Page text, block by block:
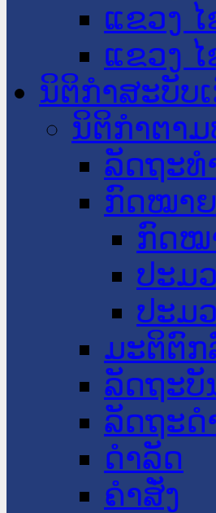
ແຂວງ
ແຂວງ
ນິຕິກໍາສະບັບ
ນິຕິກຳຕາມ
ລັດຖະທໍ
ກົດໝາຍ
ກົດໝ
ປະມ
ປະມ
ມະຕິຕົກ
ລັດຖະບັ
ລັດຖະດໍ
ດໍາລັດ
ຄໍາສັ່ງ